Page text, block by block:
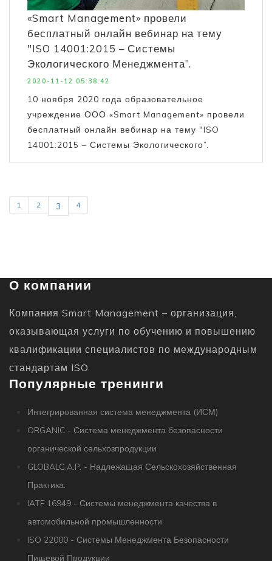
«Smart Management» провели
бесплатный онлайн вебинар на тему
"ISO 14001:2015 – Системы
Экологического Менеджмента”.
2020-11-12 05:38:42
10 ноября 2020 года образовательное
учреждение ООО «Smart Management» провели
бесплатный онлайн вебинар на тему "ISO
14001:2015 – Системы Экологического”.
1 2 3 4
О компании
Компания Smart Management – организация,
оказывающая услуги по обучению и повышению
квалификации специалистов по международным
стандартам ISO.
Популярные тренинги
Интегрированная система менеджмента (ИСМ)
ORGANIC - Система менеджмента безопасности
органической сельхозпродукции
GLOBALG.A.P. - Надлежащая Сельскохозяйственная
Практика.
IATF 16949 - Системы менеджмента качества в
автомобильной промышленности
ISO 22000 - Системы Менеджмента Безопасности
Пищевой Продукции